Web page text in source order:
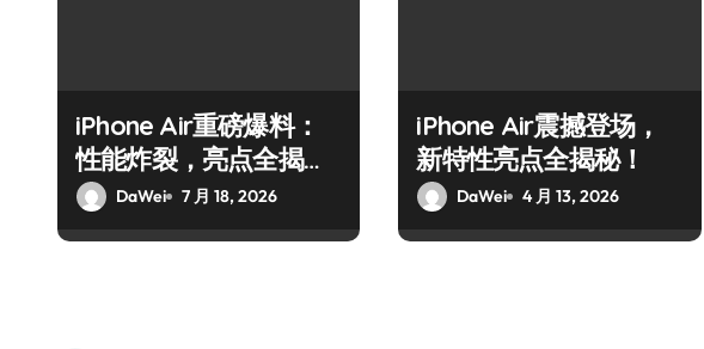
iPhone Air重磅爆料：
性能炸裂，亮点全揭
秘！DaWei 7 月 18, 2026
iPhone Air震撼登场，
新特性亮点全揭秘！
DaWei 4 月 13, 2026